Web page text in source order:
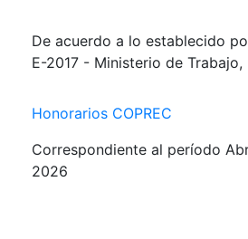
De acuerdo a lo establecido
E-2017 - Ministerio de Trabajo,
Honorarios COPREC
Correspondiente al período
2026